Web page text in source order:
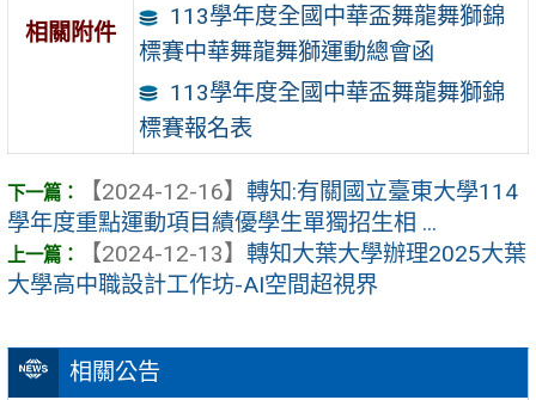
相關公告
相關附件
113學年度全國中華盃舞龍舞獅錦
標賽中華舞龍舞獅運動總會函
113學年度全國中華盃舞龍舞獅錦
標賽報名表
【2024-12-16】 轉知:有關國立臺東大學114
學年度重點運動項目績優學生單獨招生相 ...
【2024-12-13】 轉知大葉大學辦理2025大葉
大學高中職設計工作坊-AI空間超視界